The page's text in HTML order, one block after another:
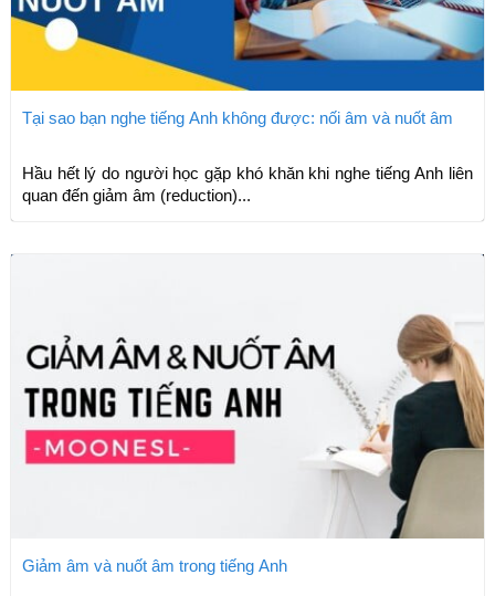
Tại sao bạn nghe tiếng Anh không được: nối âm và nuốt âm
Hầu hết lý do người học gặp khó khăn khi nghe tiếng Anh liên
quan đến giảm âm (reduction)...
Giảm âm và nuốt âm trong tiếng Anh